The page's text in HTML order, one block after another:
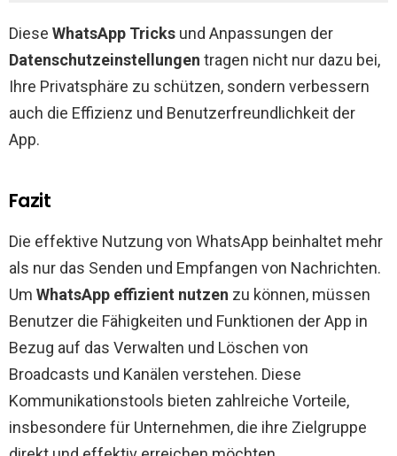
Diese WhatsApp Tricks und Anpassungen der
Datenschutzeinstellungen tragen nicht nur dazu bei,
Ihre Privatsphäre zu schützen, sondern verbessern
auch die Effizienz und Benutzerfreundlichkeit der
App.
Fazit
Die effektive Nutzung von WhatsApp beinhaltet mehr
als nur das Senden und Empfangen von Nachrichten.
Um WhatsApp effizient nutzen zu können, müssen
Benutzer die Fähigkeiten und Funktionen der App in
Bezug auf das Verwalten und Löschen von
Broadcasts und Kanälen verstehen. Diese
Kommunikationstools bieten zahlreiche Vorteile,
insbesondere für Unternehmen, die ihre Zielgruppe